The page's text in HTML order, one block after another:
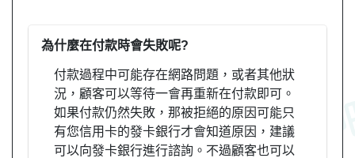
為什麼在付款時會失敗呢?
付款過程中可能存在網路問題，或者其他狀
況，顧客可以等待一會再重新在付款即可。
如果付款仍然失敗，那被拒絕的原因可能只
有您信用卡的發卡銀行才會知道原因，建議
可以向發卡銀行進行諮詢。不過顧客也可以